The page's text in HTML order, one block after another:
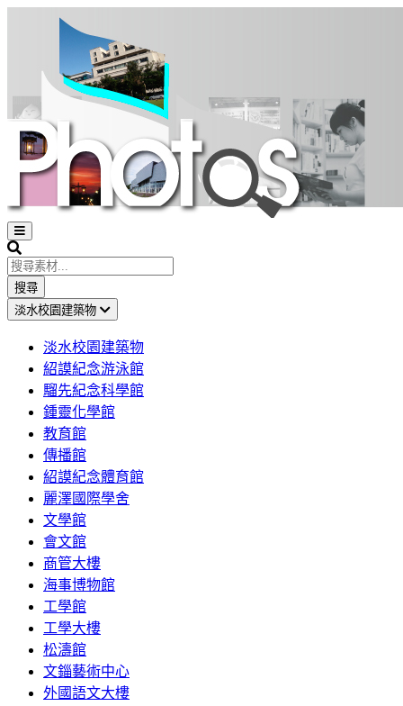
Open
sidebar
Search
搜尋
淡水校園建築物
淡水校園建築物
紹謨紀念游泳館
騮先紀念科學館
鍾靈化學館
教育館
傳播館
紹謨紀念體育館
麗澤國際學舍
文學館
會文館
商管大樓
海事博物館
工學館
工學大樓
松濤館
文錙藝術中心
外國語文大樓